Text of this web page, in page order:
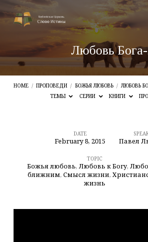
Любовь
HOME / ПРОПОВЕДИ / БОЖЬЯ ЛЮБОВЬ / ЛЮБОВЬ
ТЕМЫ
СЕРИИ КНИГИ
Любовь
Бога-2
DATE
February 8, 2015 Павел
TOPIC
Божья любовь, Любовь к Богу,
ближним, Смысл жизни,
жизнь